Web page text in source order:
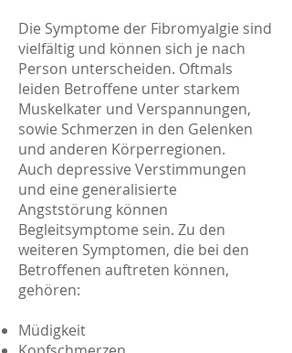
Die Symptome der Fibromyalgie sind
vielfältig und können sich je nach
Person unterscheiden. Oftmals
leiden Betroffene unter starkem
Muskelkater und Verspannungen,
sowie Schmerzen in den Gelenken
und anderen Körperregionen.
Auch depressive Verstimmungen
und eine generalisierte
Angststörung können
Begleitsymptome sein. Zu den
weiteren Symptomen, die bei den
Betroffenen auftreten können,
gehören:
Müdigkeit